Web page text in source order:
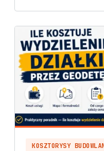
KOSZTORYSY